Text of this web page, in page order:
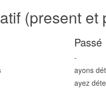
(present et
Passé
-
ayons
ayez